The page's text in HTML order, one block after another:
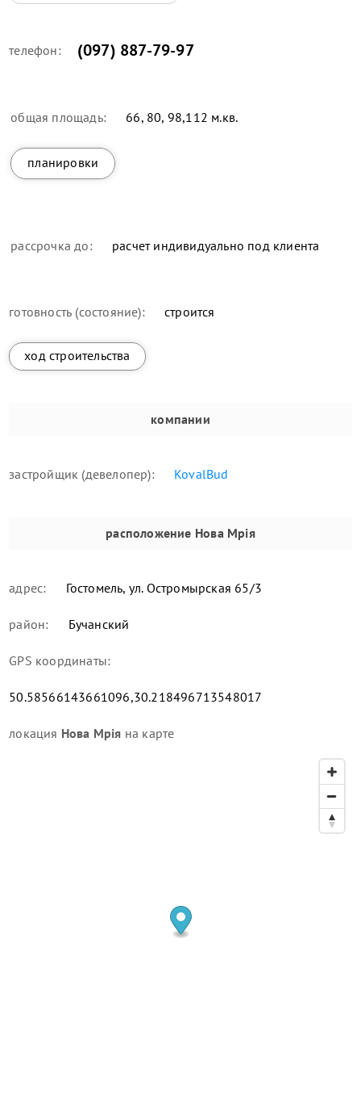
телефон: (097) 887-79-97
общая площадь: 66, 80, 98,112 м.кв.
планировки
рассрочка до: расчет индивидуально под клиента
готовность (состояние): строится
ход строительства
компании
застройщик (девелопер): KovalBud
расположение Нова Мрія
адрес: Гостомель, ул. Остромырская 65/3
район: Бучанский
GPS координаты:
50.58566143661096,30.218496713548017
локация Нова Мрія на карте